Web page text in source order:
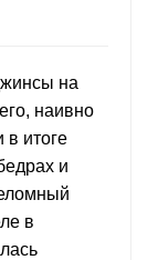
на
наивно
в итоге
и
в